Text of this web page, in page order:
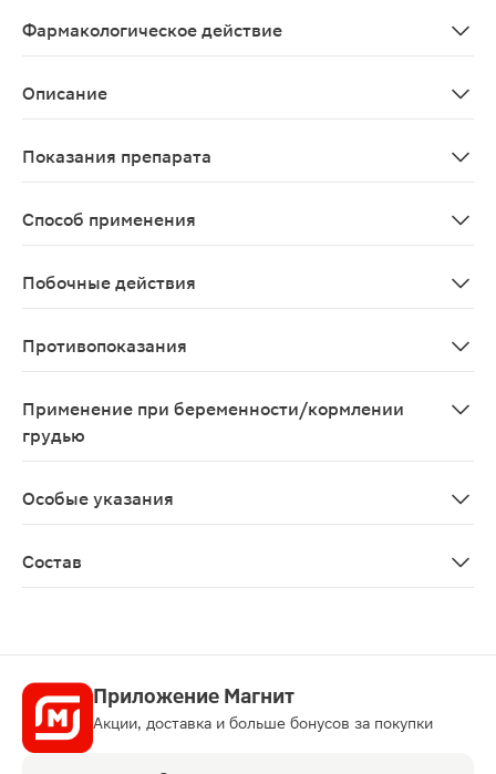
Фармакологическое действие
Описание
Показания препарата
Способ применения
Побочные действия
Противопоказания
Применение при беременности/кормлении
грудью
Особые указания
Состав
Приложение Магнит
Акции, доставка и больше бонусов за покупки